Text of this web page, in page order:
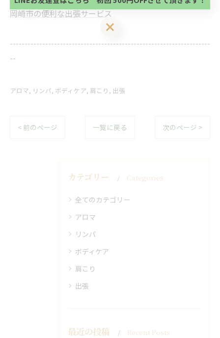
岡崎市の便利な出張サービス
--------------------------------------------------------------------
--
アロマ リンパ ボディケア 肩こり 出張
< 前のページ 一覧に戻る 次のページ >
カテゴリー Categories
全てのカテゴリー
アロマ
リンパ
ボディケア
肩こり
出張
最近の投稿 Recent Posts
い。
LINEお友達登はこちら 初回 500円OFFさせて頂きます！